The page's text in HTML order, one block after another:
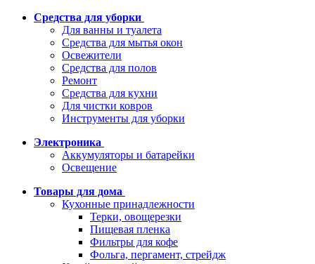
Средства для уборки
Для ванны и туалета
Средства для мытья окон
Освежители
Средства для полов
Ремонт
Средства для кухни
Для чистки ковров
Инструменты для уборки
Электроника
Аккумуляторы и батарейки
Освещение
Товары для дома
Кухонные принадлежности
Терки, овощерезки
Пищевая пленка
Фильтры для кофе
Фольга, пергамент, стрейдж